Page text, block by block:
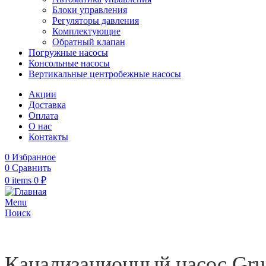
Блоки управления
Регуляторы давления
Комплектующие
Обратный клапан
Погружные насосы
Консольные насосы
Вертикальные центробежные насосы
Акции
Доставка
Оплата
О нас
Контакты
0 Избранное
0 Сравнить
0 items 0 ₽
Menu
Поиск